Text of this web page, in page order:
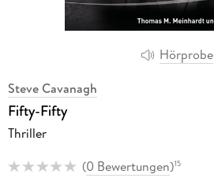
Hörprobe
Steve Cavanagh
Fifty-Fifty
Thriller
(0 Bewertungen)15